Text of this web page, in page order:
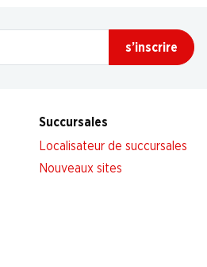
s’inscrire
Succursales
Localisateur de succursales
Nouveaux sites